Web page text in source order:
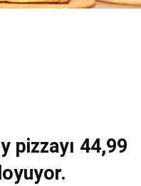
pizzayı 44,99